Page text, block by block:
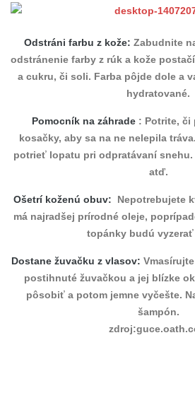
Odstráni farbu z kože: Zabudnite
odstránenie farby z rúk a kože
a cukru, či soli. Farba pôjde dole a
hydratované.
Pomocník na záhrade: Potrite, či
kosačky, aby sa na ne nelepila
potrieť lopatu pri odpratávaní
atď.
Ošetrí koženú obuv: Nepotrebujete
má najradšej prírodné oleje,
topánky budú vyzerať
Dostane žuvačku z vlasov:
postihnuté žuvačkou a jej blízke
pôsobiť a potom jemne vyčešte.
šampón.